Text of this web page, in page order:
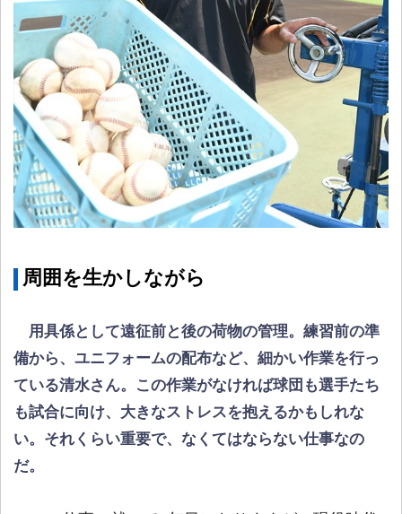
周囲を生かしながら
用具係として遠征前と後の荷物の管理。練習前の準
備から、ユニフォームの配布など、細かい作業を行っ
ている清水さん。この作業がなければ球団も選手たち
も試合に向け、大きなストレスを抱えるかもしれな
い。それくらい重要で、なくてはならない仕事なの
だ。